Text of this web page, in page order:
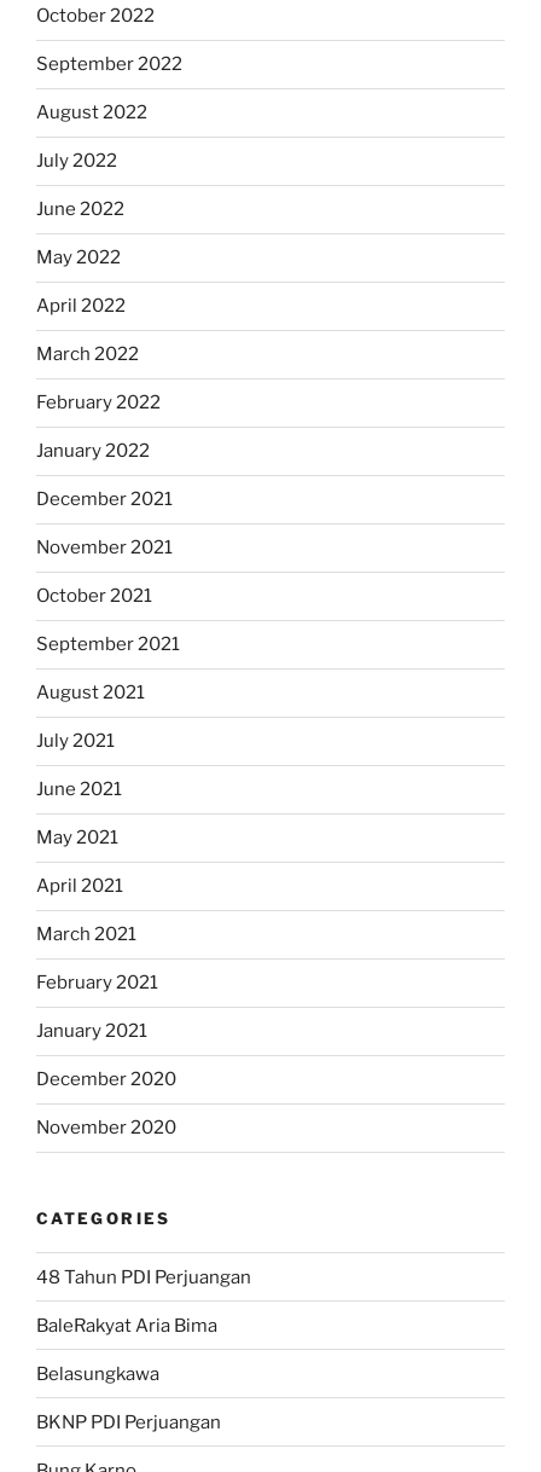
October 2022
September 2022
August 2022
July 2022
June 2022
May 2022
April 2022
March 2022
February 2022
January 2022
December 2021
November 2021
October 2021
September 2021
August 2021
July 2021
June 2021
May 2021
April 2021
March 2021
February 2021
January 2021
December 2020
November 2020
CATEGORIES
48 Tahun PDI Perjuangan
BaleRakyat Aria Bima
Belasungkawa
BKNP PDI Perjuangan